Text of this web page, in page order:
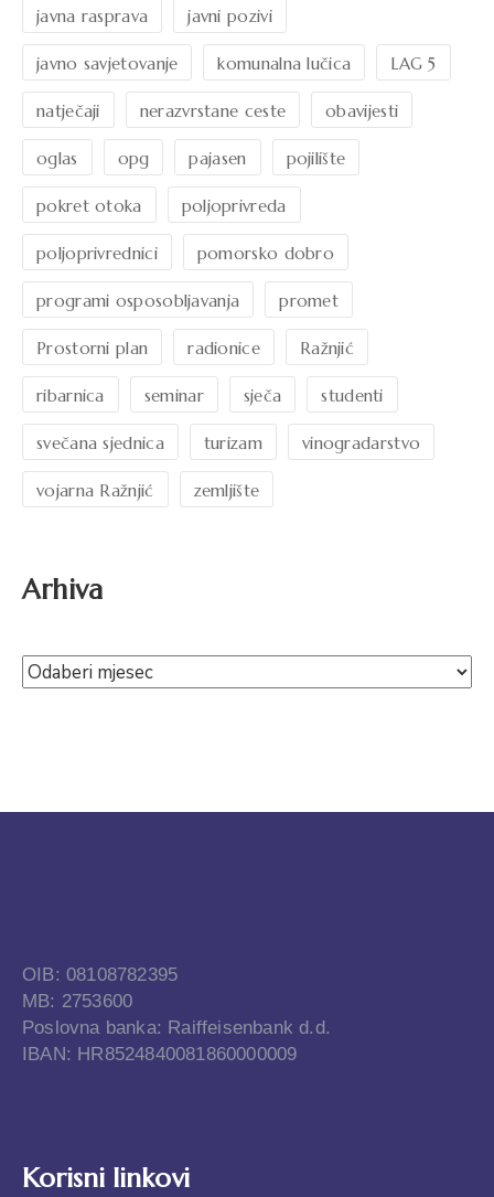
javna rasprava javni pozivi
javno savjetovanje komunalna lučica LAG 5
natječaji nerazvrstane ceste obavijesti
oglas opg pajasen pojilište
pokret otoka poljoprivreda
poljoprivrednici pomorsko dobro
programi osposobljavanja promet
Prostorni plan radionice Ražnjić
ribarnica seminar sječa studenti
svečana sjednica turizam vinogradarstvo
vojarna Ražnjić zemljište
Arhiva
OIB: 08108782395
MB: 2753600
Poslovna banka: Raiffeisenbank d.d.
IBAN: HR8524840081860000009
Korisni linkovi